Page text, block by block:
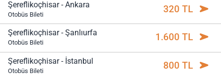
Şereflikoçhisar - Ankara
Otobüs Bileti 320 TL
Şereflikoçhisar - Şanlıurfa
Otobüs Bileti 1.600 TL
Şereflikoçhisar - İstanbul
Otobüs Bileti 800 TL